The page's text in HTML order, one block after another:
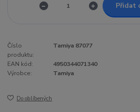
Přidat
Číslo
produktu:
Tamiya 87077
EAN kód:
4950344071340
Výrobce:
Tamiya
Do oblíbených